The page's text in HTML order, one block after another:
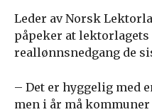
Leder av Norsk
påpeker at
reallønnsnedgang de
– Det er hyggelig med
men i år må